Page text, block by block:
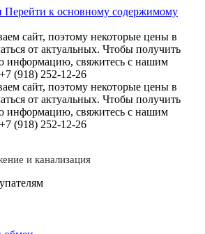
Перейти к основному содержимому
сайт, поэтому некоторые цены в
от актуальных. Чтобы получить
информацию, свяжитесь с нашим
(918) 252-12-26
сайт, поэтому некоторые цены в
от актуальных. Чтобы получить
информацию, свяжитесь с нашим
(918) 252-12-26
и канализация